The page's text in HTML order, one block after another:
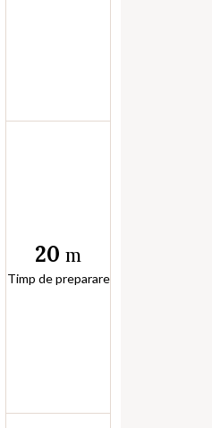
20 m
Timp de preparare